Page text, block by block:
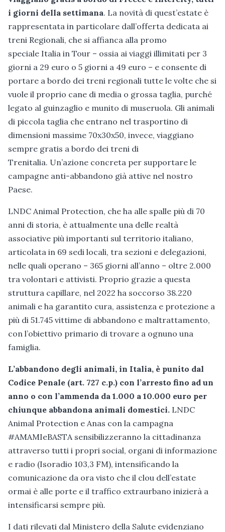
i giorni della settimana. La novità di quest’estate è
rappresentata in particolare dall’offerta dedicata ai
treni Regionali, che si affianca alla promo
speciale Italia in Tour – ossia ai viaggi illimitati per 3
giorni a 29 euro o 5 giorni a 49 euro – e consente di
portare a bordo dei treni regionali tutte le volte che si
vuole il proprio cane di media o grossa taglia, purché
legato al guinzaglio e munito di museruola. Gli animali
di piccola taglia che entrano nel trasportino di
dimensioni massime 70x30x50, invece, viaggiano
sempre gratis a bordo dei treni di
Trenitalia. Un’azione concreta per supportare le
campagne anti-abbandono già attive nel nostro
Paese.
LNDC Animal Protection, che ha alle spalle più di 70
anni di storia, è attualmente una delle realtà
associative più importanti sul territorio italiano,
articolata in 69 sedi locali, tra sezioni e delegazioni,
nelle quali operano – 365 giorni all’anno – oltre 2.000
tra volontari e attivisti. Proprio grazie a questa
struttura capillare, nel 2022 ha soccorso 38.220
animali e ha garantito cura, assistenza e protezione a
più di 51.745 vittime di abbandono e maltrattamento,
con l’obiettivo primario di trovare a ognuno una
famiglia.
L’abbandono degli animali, in Italia, è punito dal
Codice Penale (art. 727 c.p.) con l’arresto fino ad un
anno o con l’ammenda da 1.000 a 10.000 euro per
chiunque abbandona animali domestici. LNDC
Animal Protection e Anas con la campagna
#AMAMIeBASTA sensibilizzeranno la cittadinanza
attraverso tutti i propri social, organi di informazione
e radio (Isoradio 103,3 FM), intensificando la
comunicazione da ora visto che il clou dell’estate
ormai è alle porte e il traffico extraurbano inizierà a
intensificarsi sempre più.
I dati rilevati dal Ministero della Salute evidenziano